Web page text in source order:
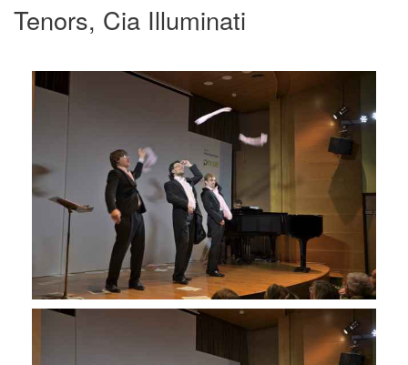
Tenors, Cia Illuminati